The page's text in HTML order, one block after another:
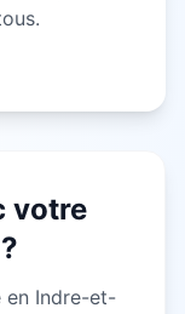
votre
en Indre-et-